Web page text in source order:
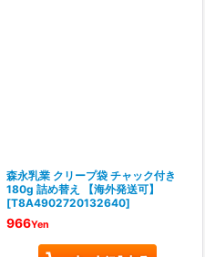
森永乳業 クリープ袋 チャック付き
180g 詰め替え 【海外発送可】
[T8A4902720132640]
966Yen